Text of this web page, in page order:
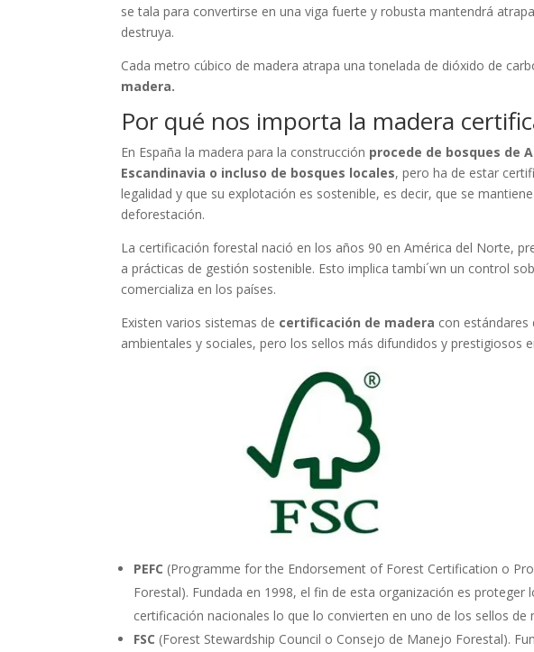
se tala para convertirse en una viga fuerte y robusta mantendrá
destruya.
Cada metro cúbico de madera atrapa una tonelada de dióxido de
madera.
Por qué nos importa la madera
En España la madera para la construcción procede de bosques de
Escandinavia o incluso de bosques locales, pero ha de estar
legalidad y que su explotación es sostenible, es decir, que se
deforestación.
La certificación forestal nació en los años 90 en América del Norte,
a prácticas de gestión sostenible. Esto implica tambi´wn un control
comercializa en los países.
Existen varios sistemas de certificación de madera con estándares
ambientales y sociales, pero los sellos más difundidos y prestigiosos
PEFC (Programme for the Endorsement of Forest Certification o
Forestal). Fundada en 1998, el fin de esta organización es
certificación nacionales lo que lo convierten en uno de los sellos de
FSC (Forest Stewardship Council o Consejo de Manejo Forestal).